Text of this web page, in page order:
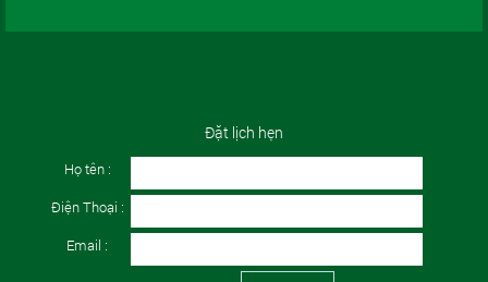
Đặt lịch hẹn
Họ tên :
Điện Thoại :
Email :